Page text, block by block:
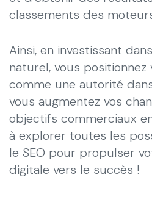
classements des
Ainsi, en investissant
naturel, vous
comme une autorité
vous augmentez vos
objectifs commerciaux
à explorer toutes les
le SEO pour propulser
digitale vers le succès !